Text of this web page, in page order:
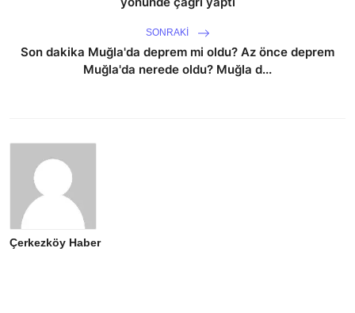
SONRAKI
Son dakika Muğla'da deprem mi oldu? Az önce deprem
Muğla'da nerede oldu? Muğla d...
Çerkezköy Haber